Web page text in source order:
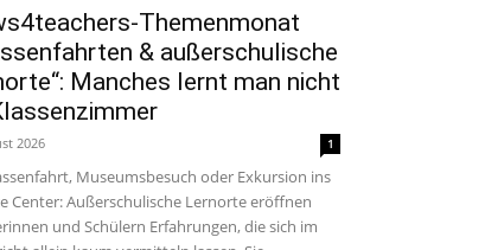
Themenmonat
& außerschulische
Manches lernt man nicht
2026 1
Museumsbesuch oder Exkursion ins
Center: Außerschulische Lernorte eröffnen
und Schülern Erfahrungen, die sich im